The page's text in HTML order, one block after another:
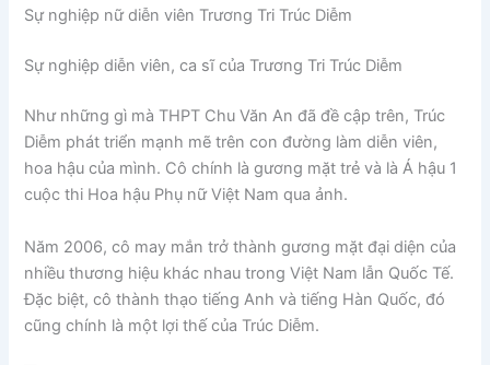
Sự nghiệp nữ diễn viên Trương Tri Trúc Diễm
Sự nghiệp diễn viên, ca sĩ của Trương Tri Trúc Diễm
Như những gì mà THPT Chu Văn An đã đề cập trên, Trúc
Diễm phát triển mạnh mẽ trên con đường làm diễn viên,
hoa hậu của mình. Cô chính là gương mặt trẻ và là Á hậu 1
cuộc thi Hoa hậu Phụ nữ Việt Nam qua ảnh.
Năm 2006, cô may mắn trở thành gương mặt đại diện của
nhiều thương hiệu khác nhau trong Việt Nam lẫn Quốc Tế.
Đặc biệt, cô thành thạo tiếng Anh và tiếng Hàn Quốc, đó
cũng chính là một lợi thế của Trúc Diễm.